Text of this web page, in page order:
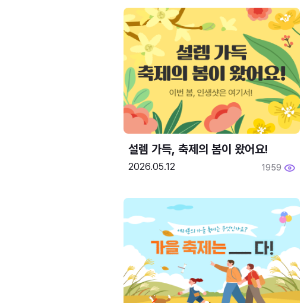
설렘 가득, 축제의 봄이 왔어요!
2026.05.12 1959